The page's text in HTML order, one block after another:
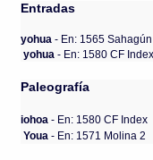
Entradas
yohua- En: 1565
yohua- En: 1580 CF Index
Paleografía
iohoa - En: 1580 CF Index
Youa - En: 1571 Molina 2